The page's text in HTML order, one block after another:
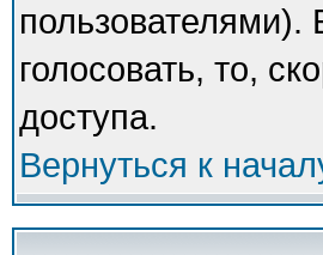
пользователями).
голосовать, то,
доступа.
Вернуться к